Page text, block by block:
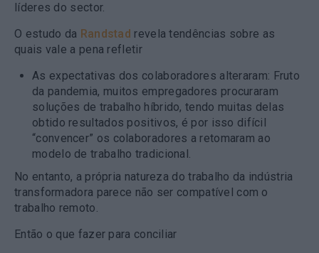
líderes do sector.
O estudo da Randstad revela tendências sobre as
quais vale a pena refletir
As expectativas dos colaboradores alteraram: Fruto
da pandemia, muitos empregadores procuraram
soluções de trabalho híbrido, tendo muitas delas
obtido resultados positivos, é por isso difícil
“convencer” os colaboradores a retomaram ao
modelo de trabalho tradicional.
No entanto, a própria natureza do trabalho da indústria
transformadora parece não ser compatível com o
trabalho remoto.
Então o que fazer para conciliar